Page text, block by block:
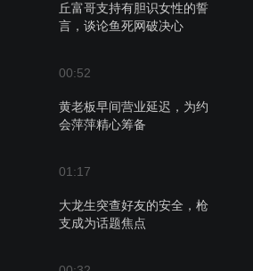
丘富哥支持有胆识女性的誓
言，谈论鱼死网破决心
00:52
黄老板早间营业延迟，为约
会萍萍精心筹备
01:17
大龙生突查好友的安全，枪
支成为话题焦点